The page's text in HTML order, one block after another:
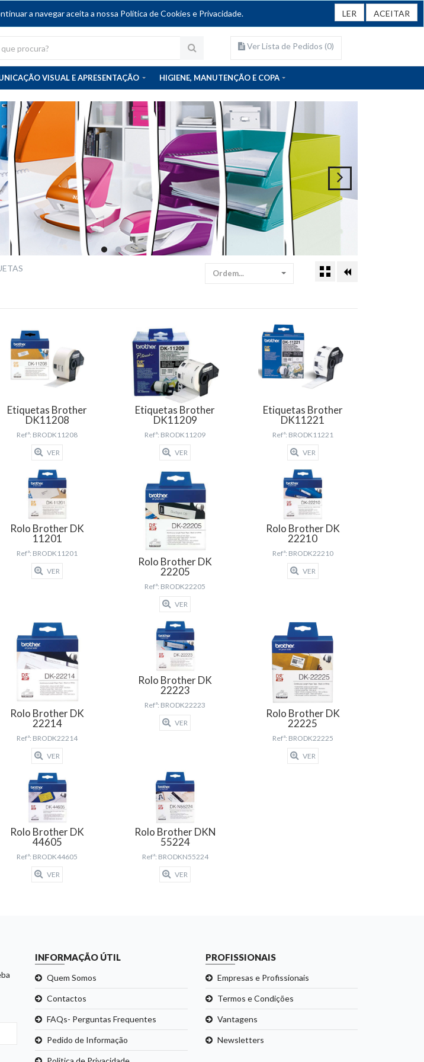
a navegar aceita a nossa Política de Cookies e Privacidade. LER ACEITAR
Ver Lista de Pedidos (0)
VISUAL E APRESENTAÇÃO HIGIENE, MANUTENÇÃO E COPA
Ordem...
Etiquetas Brother
DK11208
Refª: BRODK11208
VER
Etiquetas Brother
DK11209
Refª: BRODK11209
VER
Etiquetas Brother
DK11221
Refª: BRODK11221
VER
Rolo Brother DK
11201
Refª: BRODK11201
VER
Rolo Brother DK
22205
Refª: BRODK22205
VER
Rolo Brother DK
22210
Refª: BRODK22210
VER
Rolo Brother DK
22214
Refª: BRODK22214
VER
Rolo Brother DK
22223
Refª: BRODK22223
VER
Rolo Brother DK
22225
Refª: BRODK22225
VER
Rolo Brother DK
44605
Refª: BRODK44605
VER
Rolo Brother DKN
55224
Refª: BRODKN55224
VER
INFORMAÇÃO ÚTIL
Quem Somos
Contactos
FAQs- Perguntas Frequentes
Pedido de Informação
PROFISSIONAIS
Empresas e Profissionais
Termos e Condições
Vantagens
Newsletters